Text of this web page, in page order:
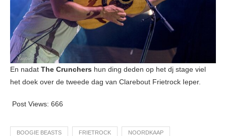
En nadat The Crunchers hun ding deden op het dj stage viel
het doek over de tweede dag van Clarebout Frietrock Ieper.
Post Views: 666
BOOGIE BEASTS FRIETROCK NOORDKAAP